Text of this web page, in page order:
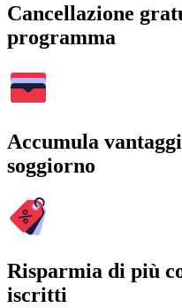
Cancellazione
programma
Accumula
soggiorno
Risparmia di più
iscritti